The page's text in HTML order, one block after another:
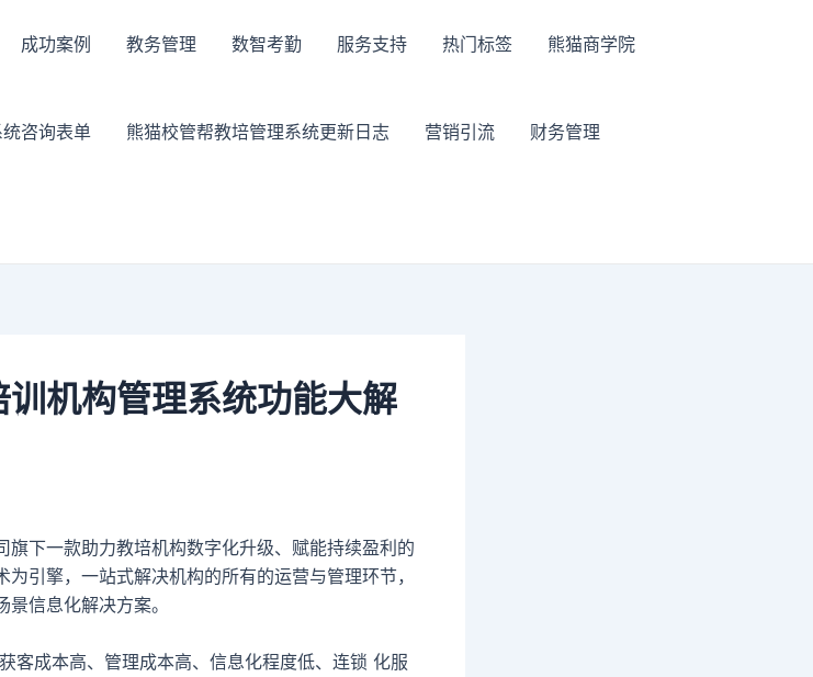
成功案例 教务管理 数智考勤 服务支持 热门标签 熊猫商学院
咨询表单 熊猫校管帮教培管理系统更新日志 营销引流 财务管理
训机构管理系统功能大解
旗下一款助力教培机构数字化升级、赋能持续盈利的
为引擎，一站式解决机构的所有的运营与管理环节，
信息化解决方案。
客成本高、管理成本高、信息化程度低、连锁 化服